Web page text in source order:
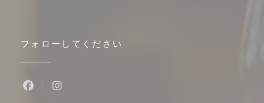
フォローしてください